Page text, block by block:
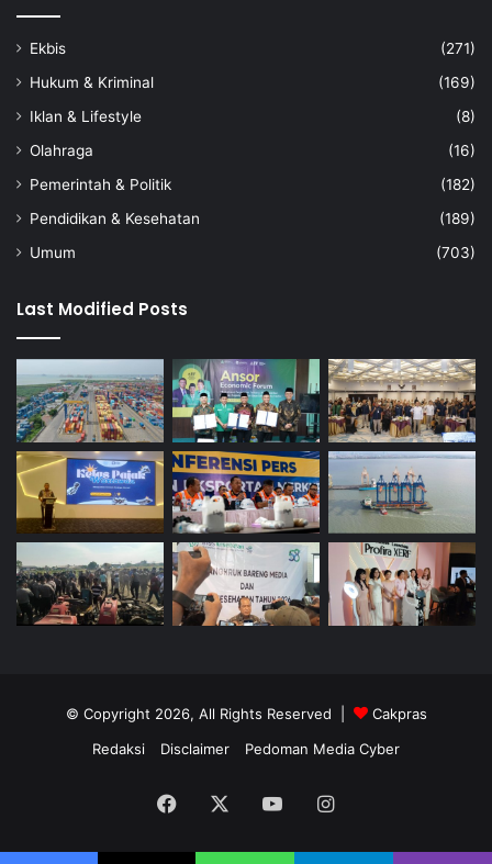
Ekbis
(271)
Hukum & Kriminal
(169)
Iklan & Lifestyle
(8)
Olahraga
(16)
Pemerintah & Politik
(182)
Pendidikan & Kesehatan
(189)
Umum
(703)
Last Modified Posts
© Copyright 2026, All Rights Reserved |
Cakpras
Redaksi
Disclaimer Pedoman Media Cyber
Facebook YouTubeInstagram